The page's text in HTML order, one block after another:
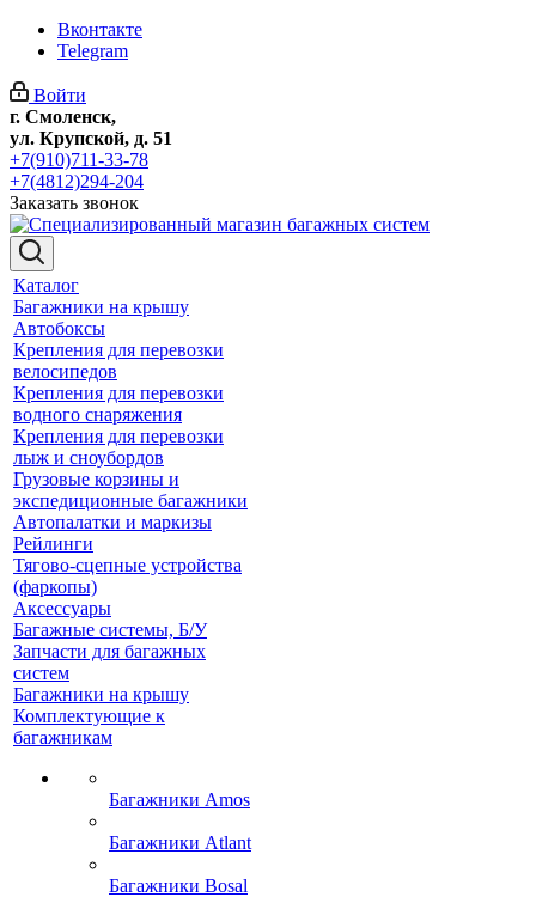
Вконтакте
Telegram
Войти
г. Смоленск,
ул. Крупской, д. 51
+7(910)711-33-78
+7(4812)294-204
Заказать звонок
Каталог
Багажники на крышу
Автобоксы
Крепления для перевозки
велосипедов
Крепления для перевозки
водного снаряжения
Крепления для перевозки
лыж и сноубордов
Грузовые корзины и
экспедиционные багажники
Автопалатки и маркизы
Рейлинги
Тягово-сцепные устройства
(фаркопы)
Аксессуары
Багажные системы, Б/У
Запчасти для багажных
систем
Багажники на крышу
Комплектующие к
багажникам
Багажники Amos
Багажники Atlant
Багажники Bosal